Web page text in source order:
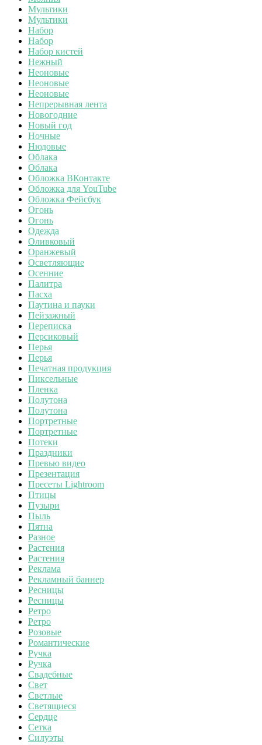
Мультики
Мультики
Набор
Набор
Набор кистей
Нежный
Неоновые
Неоновые
Неоновые
Непрерывная лента
Новогодние
Новый год
Ночные
Нюдовые
Облака
Облака
Обложка ВКонтакте
Обложка для YouTube
Обложка Фейсбук
Огонь
Огонь
Одежда
Оливковый
Оранжевый
Осветляющие
Осенние
Палитра
Пасха
Паутина и пауки
Пейзажный
Переписка
Персиковый
Перья
Перья
Печатная продукция
Пиксельные
Пленка
Полутона
Полутона
Портретные
Портретные
Потеки
Праздники
Превью видео
Презентация
Пресеты Lightroom
Птицы
Пузыри
Пыль
Пятна
Разное
Растения
Растения
Реклама
Рекламный баннер
Ресницы
Ресницы
Ретро
Ретро
Розовые
Романтические
Ручка
Ручка
Свадебные
Свет
Светлые
Светящиеся
Сердце
Сетка
Силуэты